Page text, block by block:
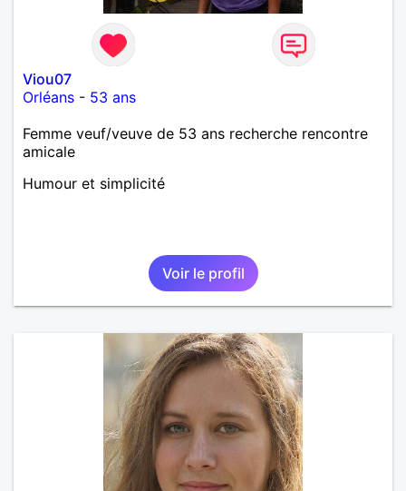
Viou07
Orléans - 53 ans
Femme veuf/veuve de 53 ans recherche rencontre
amicale
Humour et simplicité
Voir le profil